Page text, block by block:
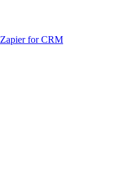
Zapier for CRM